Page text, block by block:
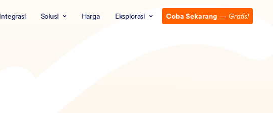
Integrasi Solusi Harga Eksplorasi Coba Sekarang — Gratis!